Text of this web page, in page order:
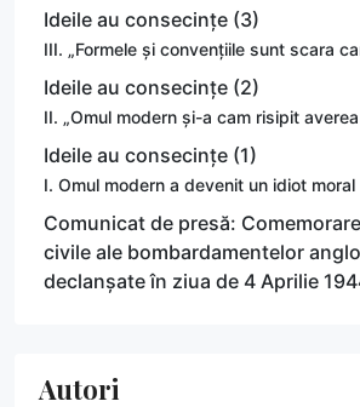
Ideile au consecințe (3)
III. „Formele și convențiile sunt scara
Ideile au consecințe (2)
II. „Omul modern și-a cam risipit
Ideile au consecințe (1)
I. Omul modern a devenit un idiot moral
Comunicat de presă:
civile ale bombardamentelor
declanșate în ziua de 4 Aprilie
Autori